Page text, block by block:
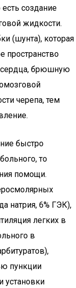
есть создание
жидкости.
(шунта), которая
пространство
сердца, брюшную
черепа, тем
быстро
то
помощи.
натрия, 6% ГЭК),
легких в
в
пункции
установки